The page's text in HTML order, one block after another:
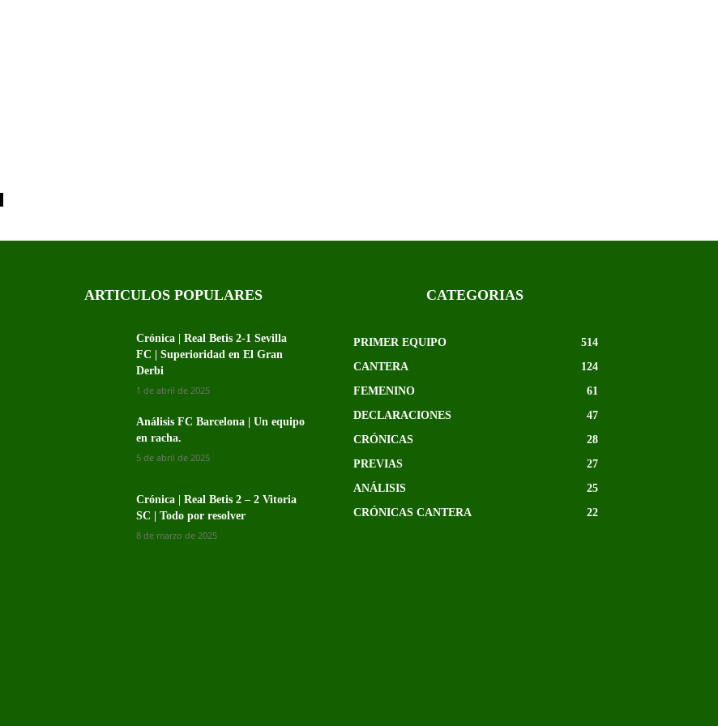
ARTICULOS POPULARES
Crónica | Real Betis 2-1 Sevilla
FC | Superioridad en El Gran
Derbi
1 de abril de 2025
Análisis FC Barcelona | Un equipo
en racha.
5 de abril de 2025
Crónica | Real Betis 2 – 2 Vitoria
SC | Todo por resolver
8 de marzo de 2025
CATEGORIAS
PRIMER EQUIPO
514
CANTERA
124
FEMENINO
61
DECLARACIONES
47
CRÓNICAS
28
PREVIAS
27
ANÁLISIS
25
CRÓNICAS CANTERA
22